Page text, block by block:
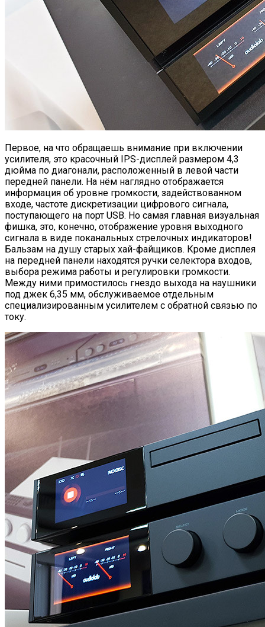
Первое, на что обращаешь внимание при включении
усилителя, это красочный IPS-дисплей размером 4,3
дюйма по диагонали, расположенный в левой части
передней панели. На нём наглядно отображается
информация об уровне громкости, задействованном
входе, частоте дискретизации цифрового сигнала,
поступающего на порт USB. Но самая главная визуальная
фишка, это, конечно, отображение уровня выходного
сигнала в виде поканальных стрелочных индикаторов!
Бальзам на душу старых хай-файщиков. Кроме дисплея
на передней панели находятся ручки селектора входов,
выбора режима работы и регулировки громкости.
Между ними примостилось гнездо выхода на наушники
под джек 6,35 мм, обслуживаемое отдельным
специализированным усилителем с обратной связью по
току.